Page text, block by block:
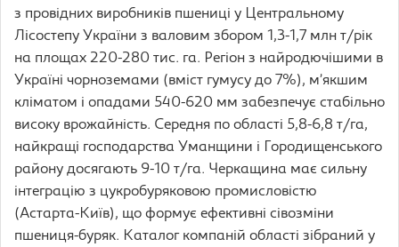
з провідних виробників пшениці у Центральному
Лісостепу України з валовим збором 1,3-1,7 млн т/рік
на площах 220-280 тис. га. Регіон з найродючішими в
Україні чорноземами (вміст гумусу до 7%), м’якшим
кліматом і опадами 540-620 мм забезпечує стабільно
високу врожайність. Середня по області 5,8-6,8 т/га,
найкращі господарства Уманщини і Городищенського
району досягають 9-10 т/га. Черкащина має сильну
інтеграцію з цукробуряковою промисловістю
(Астарта-Київ), що формує ефективні сівозміни
пшениця-буряк. Каталог компаній області зібраний у